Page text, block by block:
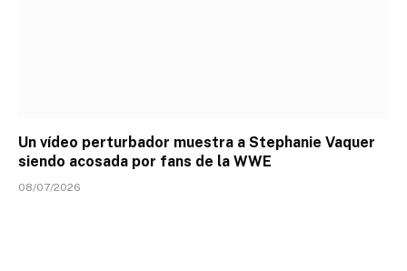
Un vídeo perturbador muestra a Stephanie Vaquer
siendo acosada por fans de la WWE
08/07/2026